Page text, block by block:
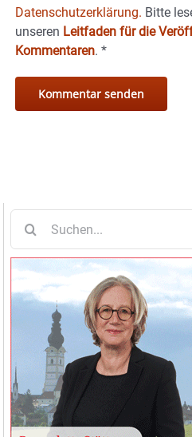
Datenschutzerklärung. Bitte
unseren Leitfaden für die
Kommentaren. *
nach: